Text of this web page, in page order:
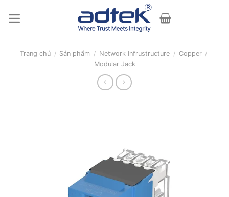
Trang chủ / Sản phẩm / Network Infrustructure / Copper /
Modular Jack